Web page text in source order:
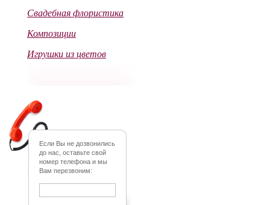
Свадебная флористика
Композиции
Игрушки из цветов
Если Вы не дозвонились
до нас, оставьте свой
номер телефона и мы
Вам перезвоним: